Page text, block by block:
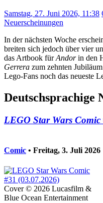
Samstag, 27. Juni 2026, 11:38
Neuerscheinungen
In der nächsten Woche
breiten sich jedoch über vier
das Artbook fürAndorin den
Gerrera zum zehnten
Lego-Fans noch das neueste
Deutschsprachige
LEGO Star Wars Comic
Comic • Freitag, 3. Juli 2026
Cover © 2026 Lucasfilm &
Blue Ocean Entertainment